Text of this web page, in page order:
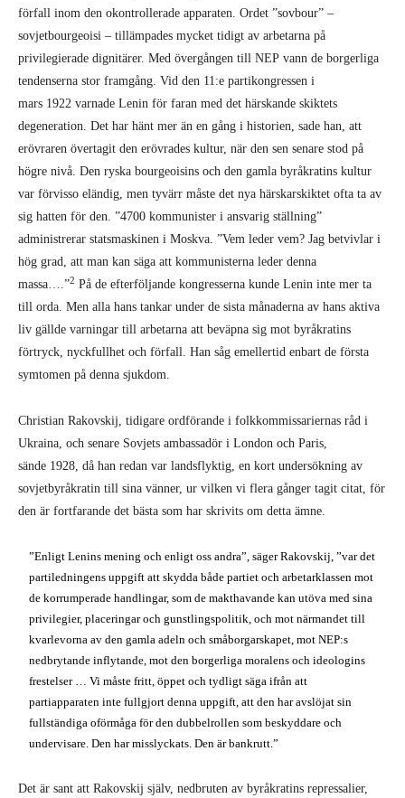
förfall inom den okontrollerade apparaten. Ordet ”sovbour” –
sovjetbourgeoisi – tillämpades mycket tidigt av arbetarna på
privilegierade dignitärer. Med övergången till NEP vann de borgerliga
tendenserna stor framgång. Vid den 11:e partikongressen i
mars 1922 varnade Lenin för faran med det härskande skiktets
degeneration. Det har hänt mer än en gång i historien, sade han, att
erövraren övertagit den erövrades kultur, när den sen senare stod på
högre nivå. Den ryska bourgeoisins och den gamla byråkratins kultur
var förvisso eländig, men tyvärr måste det nya härskarskiktet ofta ta av
sig hatten för den. ”4700 kommunister i ansvarig ställning”
administrerar statsmaskinen i Moskva. ”Vem leder vem? Jag betvivlar i
hög grad, att man kan säga att kommunisterna leder denna
massa….”2 På de efterföljande kongresserna kunde Lenin inte mer ta
till orda. Men alla hans tankar under de sista månaderna av hans aktiva
liv gällde varningar till arbetarna att beväpna sig mot byråkratins
förtryck, nyckfullhet och förfall. Han såg emellertid enbart de första
symtomen på denna sjukdom.
Christian Rakovskij, tidigare ordförande i folkkommissariernas råd i
Ukraina, och senare Sovjets ambassadör i London och Paris,
sände 1928, då han redan var landsflyktig, en kort undersökning av
sovjetbyråkratin till sina vänner, ur vilken vi flera gånger tagit citat, för
den är fortfarande det bästa som har skrivits om detta ämne.
”Enligt Lenins mening och enligt oss andra”, säger Rakovskij, ”var det
partiledningens uppgift att skydda både partiet och arbetarklassen mot
de korrumperade handlingar, som de makthavande kan utöva med sina
privilegier, placeringar och gunstlingspolitik, och mot närmandet till
kvarlevorna av den gamla adeln och småborgarskapet, mot NEP:s
nedbrytande inflytande, mot den borgerliga moralens och ideologins
frestelser … Vi måste fritt, öppet och tydligt säga ifrån att
partiapparaten inte fullgjort denna uppgift, att den har avslöjat sin
fullständiga oförmåga för den dubbelrollen som beskyddare och
undervisare. Den har misslyckats. Den är bankrutt.”
Det är sant att Rakovskij själv, nedbruten av byråkratins repressalier,